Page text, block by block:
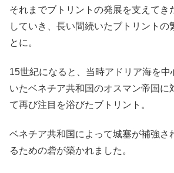
それまでブトリントの発展を支えてき
していき、長い間続いたブトリントの
とに。
15世紀になると、当時アドリア海を中
いたベネチア共和国のオスマン帝国に
て再び注目を浴びたブトリント。
ベネチア共和国によって城塞が補強さ
るための砦が築かれました。